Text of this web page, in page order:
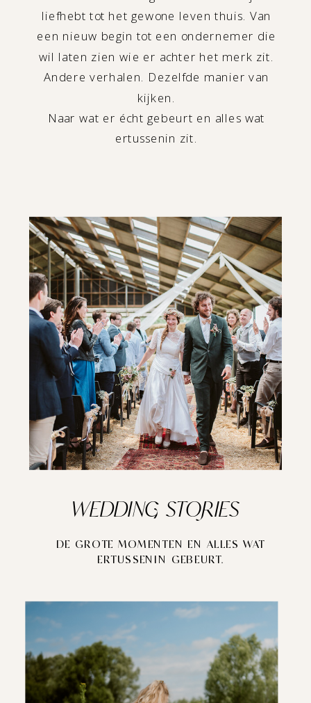
DE GROTE MOMENTEN EN ALLES WAT
ERTUSSENIN GEBEURT.
WEDDING STORIES
liefhebt tot het gewone leven thuis. Van
een nieuw begin tot een ondernemer die
wil laten zien wie er achter het merk zit.
Andere verhalen. Dezelfde manier van
kijken.
Naar wat er écht gebeurt en alles wat
ertussenin zit.